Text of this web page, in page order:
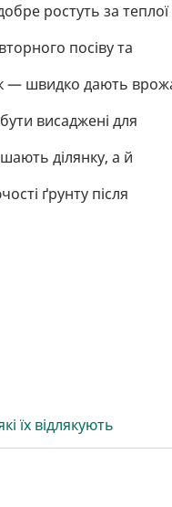
ростуть за теплої
посіву та
— швидко дають
висаджені для
ділянку, а й
ґрунту після
їх відлякують